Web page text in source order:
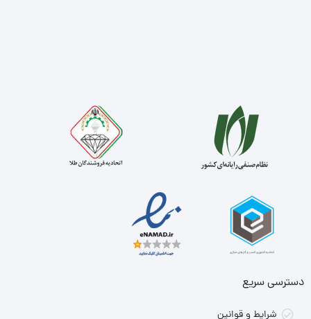
دسترسی سریع
شرایط و قوانین